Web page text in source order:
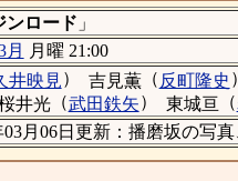
ンロード 」
月 月曜 21:00
井映見） 吉見薫（ 反町隆史 ）
井光（武田鉄矢） 東城亘 （
03月06日更新：播磨坂の写